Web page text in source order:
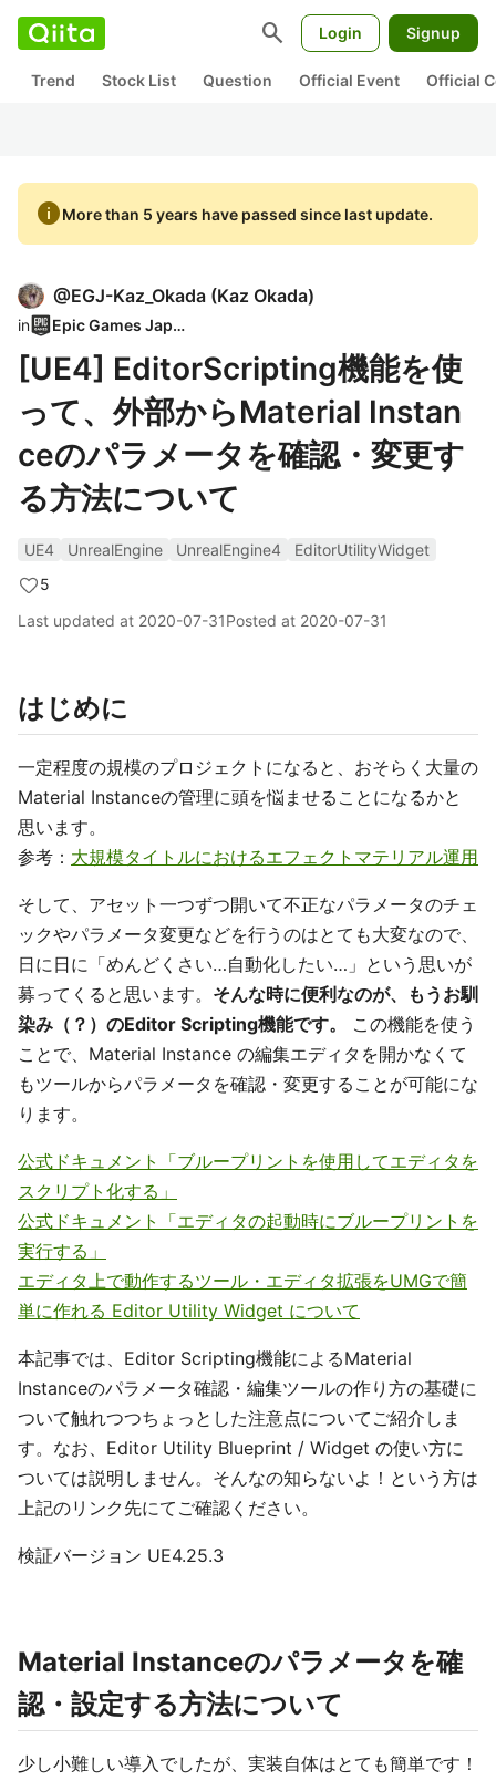
search Login Signup
Trend Stock List Question Official Event Official
infoMore than 5 years have passed since last update.
@EGJ-Kaz_Okada (Kaz Okada)
in Epic Games Japan
[UE4] EditorScripting機能を使
って、外部からMaterial Instan
ceのパラメータを確認・変更す
る方法について
UE4 UnrealEngine UnrealEngine4
EditorUtilityWidget
5
Last updated at 2020-07-31Posted at 2020-07-31
はじめに
一定程度の規模のプロジェクトになると、おそらく大量の
Material Instanceの管理に頭を悩ませることになるかと
思います。
参考： 大規模タイトルにおけるエフェクトマテリアル運用
そして、アセット一つずつ開いて不正なパラメータのチェ
ックやパラメータ変更などを行うのはとても大変なので、
日に日に「めんどくさい…自動化したい…」という思いが
募ってくると思います。 そんな時に便利なのが、もうお馴
染み（？）のEditor Scripting機能です。
この機能を使う
ことで、Material Instance の編集エディタを開かなくて
もツールからパラメータを確認・変更することが可能にな
ります。
公式ドキュメント「ブループリントを使用してエディタを
スクリプト化する」
公式ドキュメント「エディタの起動時にブループリントを
実行する」
エディタ上で動作するツール・エディタ拡張をUMGで簡
単に作れる Editor Utility Widget について
本記事では、Editor Scripting機能によるMaterial
Instanceのパラメータ確認・編集ツールの作り方の基礎に
ついて触れつつちょっとした注意点についてご紹介しま
す。なお、Editor Utility Blueprint / Widget の使い方に
ついては説明しません。そんなの知らないよ！という方は
上記のリンク先にてご確認ください。
検証バージョン UE4.25.3
Material Instanceのパラメータを確
認・設定する方法について
少し小難しい導入でしたが、実装自体はとても簡単です！